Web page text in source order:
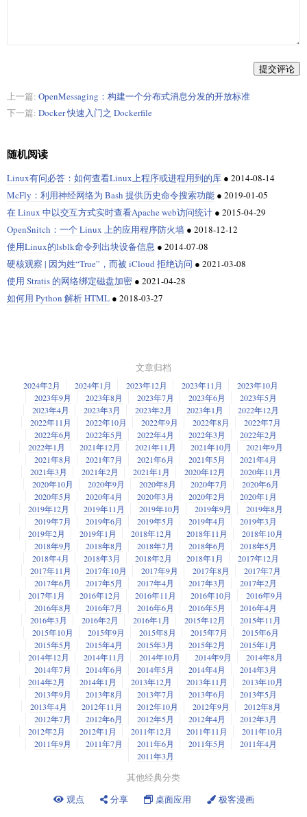
提交评论
上一篇: OpenMessaging：构建一个分布式消息分发的开放标准
下一篇: Docker 快速入门之 Dockerfile
随机阅读
Linux有问必答：如何查看Linux上程序或进程用到的库 ● 2014-08-14
McFly：利用神经网络为 Bash 提供历史命令搜索功能 ● 2019-01-05
在 Linux 中以交互方式实时查看Apache web访问统计 ● 2015-04-29
OpenSnitch：一个 Linux 上的应用程序防火墙 ● 2018-12-12
使用Linux的lsblk命令列出块设备信息 ● 2014-07-08
硬核观察 | 因为姓“True”，而被 iCloud 拒绝访问 ● 2021-03-08
使用 Stratis 的网络绑定磁盘加密 ● 2021-04-28
如何用 Python 解析 HTML ● 2018-03-27
文章归档
2024年2月 2024年1月 2023年12月 2023年11月
2023年10月
2023年9月
2023年8月 2023年7月 2023年6月
2023年5月
2023年4月
2023年3月 2023年2月 2023年1月
2022年12月
2022年11月
2022年10月 2022年9月 2022年8月
2022年7月
2022年6月
2022年5月 2022年4月 2022年3月
2022年2月
2022年1月
2021年12月 2021年11月 2021年10月
2021年9月
2021年8月
2021年7月 2021年6月 2021年5月
2021年4月
2021年3月
2021年2月 2021年1月 2020年12月
2020年11月
2020年10月
2020年9月 2020年8月 2020年7月
2020年6月
2020年5月
2020年4月 2020年3月 2020年2月
2020年1月
2019年12月
2019年11月 2019年10月 2019年9月
2019年8月
2019年7月
2019年6月 2019年5月 2019年4月
2019年3月
2019年2月
2019年1月 2018年12月 2018年11月
2018年10月
2018年9月
2018年8月 2018年7月 2018年6月
2018年5月
2018年4月
2018年3月 2018年2月 2018年1月
2017年12月
2017年11月
2017年10月 2017年9月 2017年8月
2017年7月
2017年6月
2017年5月 2017年4月 2017年3月
2017年2月
2017年1月
2016年12月 2016年11月 2016年10月
2016年9月
2016年8月
2016年7月 2016年6月 2016年5月
2016年4月
2016年3月
2016年2月 2016年1月 2015年12月
2015年11月
2015年10月
2015年9月 2015年8月 2015年7月
2015年6月
2015年5月
2015年4月 2015年3月 2015年2月
2015年1月
2014年12月
2014年11月 2014年10月 2014年9月
2014年8月
2014年7月
2014年6月 2014年5月 2014年4月
2014年3月
2014年2月
2014年1月 2013年12月 2013年11月
2013年10月
2013年9月
2013年8月 2013年7月 2013年6月
2013年5月
2013年4月
2012年11月 2012年10月 2012年9月
2012年8月
2012年7月
2012年6月 2012年5月 2012年4月
2012年3月
2012年2月
2012年1月 2011年12月 2011年11月
2011年10月
2011年9月
2011年7月 2011年6月 2011年5月
2011年4月
2011年3月
其他经典分类
观点
分享 桌面应用
极客漫画